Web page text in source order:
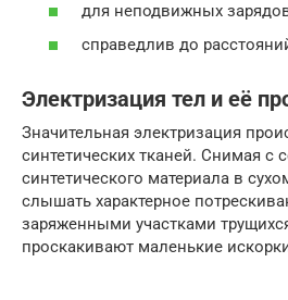
для неподвижных
справедлив до
Электризация тел и её
Значительная электризация
синтетических тканей. Снимая с
синтетического материала в
слышать характерное
заряженными участками
проскакивают маленькие